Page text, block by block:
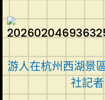
游人在杭州西湖景
社記